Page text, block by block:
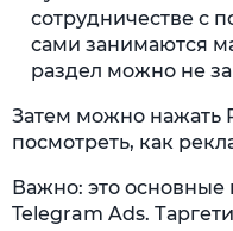
сотрудничестве с
сами занимаются
раздел можно не
Затем можно нажать
посмотреть, как
Важно: это основные
Telegram Ads.